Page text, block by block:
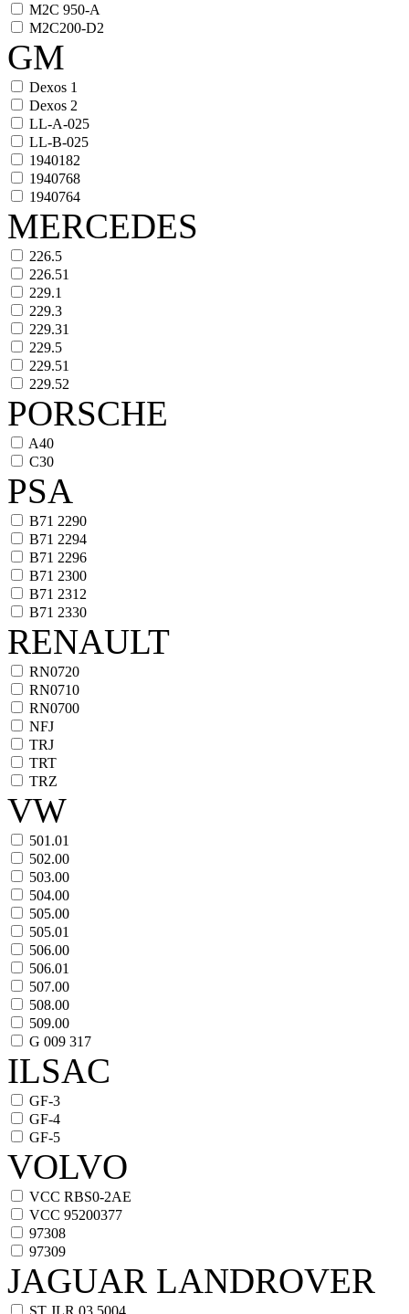
M2C 950-A
M2C200-D2
GM
Dexos 1
Dexos 2
LL-A-025
LL-B-025
1940182
1940768
1940764
MERCEDES
226.5
226.51
229.1
229.3
229.31
229.5
229.51
229.52
PORSCHE
A40
C30
PSA
B71 2290
B71 2294
B71 2296
B71 2300
B71 2312
B71 2330
RENAULT
RN0720
RN0710
RN0700
NFJ
TRJ
TRT
TRZ
VW
501.01
502.00
503.00
504.00
505.00
505.01
506.00
506.01
507.00
508.00
509.00
G 009 317
ILSAC
GF-3
GF-4
GF-5
VOLVO
VCC RBS0-2AE
VCC 95200377
97308
97309
JAGUAR LANDROVER
ST JLR.03.5004